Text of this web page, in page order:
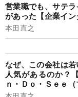
営業職でも、サテ
があった【企業イン
本田直之
なぜ、この会社は
人気があるのか？
ｎ・Ｄｏ・Ｓｅｅ